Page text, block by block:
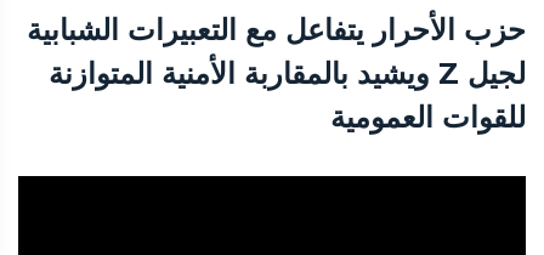
حزب الأحرار يتفاعل مع التعبيرات الشبابية
لجيل Z ويشيد بالمقاربة الأمنية المتوازنة
للقوات العمومية